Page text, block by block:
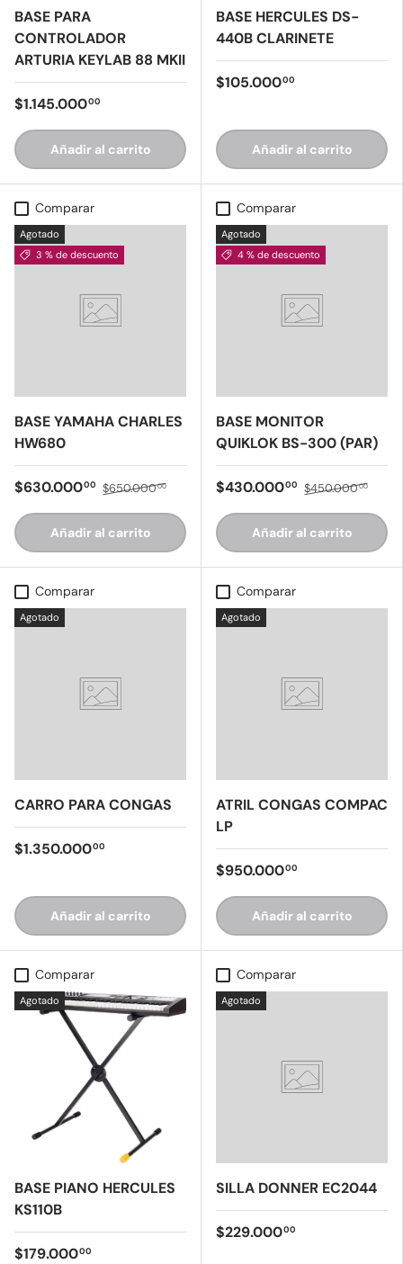
BASE PARA
CONTROLADOR
ARTURIA KEYLAB 88 MKII
$1.145.00000
Añadir al carrito
BASE HERCULES DS-
440B CLARINETE
$105.00000
Añadir al carrito
Comparar
Agotado
3 % de descuento
BASE YAMAHA CHARLES
HW680
$630.00000 $650.00000
Añadir al carrito
Comparar
Agotado
4 % de descuento
BASE MONITOR
QUIKLOK BS-300 (PAR)
$430.00000 $450.00000
Añadir al carrito
Comparar
Agotado
CARRO PARA CONGAS
$1.350.00000
Añadir al carrito
Comparar
Agotado
ATRIL CONGAS COMPAC
LP
$950.00000
Añadir al carrito
Comparar
Agotado
BASE PIANO HERCULES
KS110B
$179.00000
Comparar
Agotado
SILLA DONNER EC2044
$229.00000